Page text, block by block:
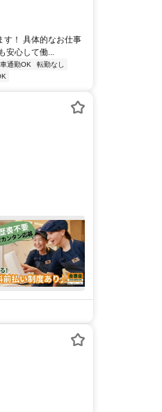
す！ 具体的なお仕事
安心して働...
車通勤OK
転勤なし